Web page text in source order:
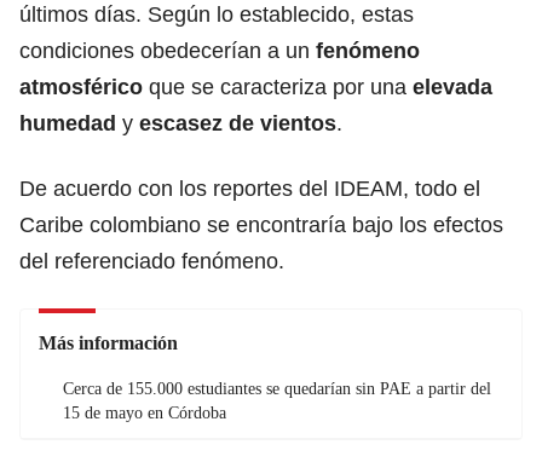
últimos días. Según lo establecido, estas
condiciones obedecerían a un fenómeno
atmosférico que se caracteriza por una elevada
humedad y escasez de vientos.
De acuerdo con los reportes del IDEAM, todo el
Caribe colombiano se encontraría bajo los efectos
del referenciado fenómeno.
Más información
Cerca de 155.000 estudiantes se quedarían sin PAE a partir del
15 de mayo en Córdoba